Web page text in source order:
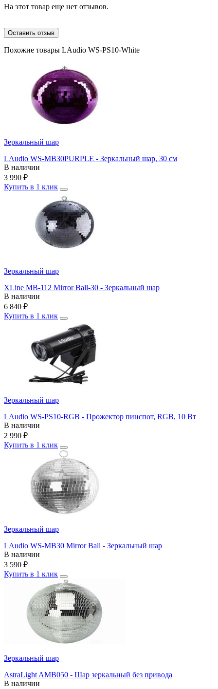
На этот товар еще нет отзывов.
Оставить отзыв
Похожие товары LAudio WS-PS10-White
Зеркальный шар
LAudio WS-MB30PURPLE - Зеркальный шар, 30 см
В наличии
3 990 ₽
Купить в 1 клик
Зеркальный шар
XLine MB-112 Mirror Ball-30 - Зеркальный шар
В наличии
6 840 ₽
Купить в 1 клик
Зеркальный шар
LAudio WS-PS10-RGB - Прожектор пинспот, RGB, 10 Вт
В наличии
2 990 ₽
Купить в 1 клик
Зеркальный шар
LAudio WS-MB30 Mirror Ball - Зеркальный шар
В наличии
3 590 ₽
Купить в 1 клик
Зеркальный шар
AstraLight AMB050 - Шар зеркальный без привода
В наличии